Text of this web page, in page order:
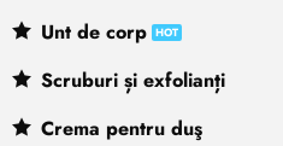
Unt de corp
Scruburi și exfolianți
Crema pentru duş